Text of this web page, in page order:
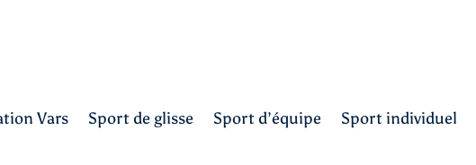
Vars Sport de glisse Sport d’équipe Sport individuel